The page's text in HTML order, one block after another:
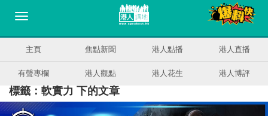
主頁 焦點新聞 港人點播 港人直播
有聲專欄 港人觀點 港人花生 港人博評
標籤：軟實力 下的文章